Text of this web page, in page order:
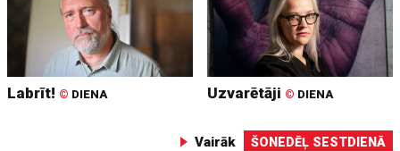
Labrīt! © DIENA Uzvarētāji © DIENA
Vairāk ŠONEDĒĻ SESTDIENĀ